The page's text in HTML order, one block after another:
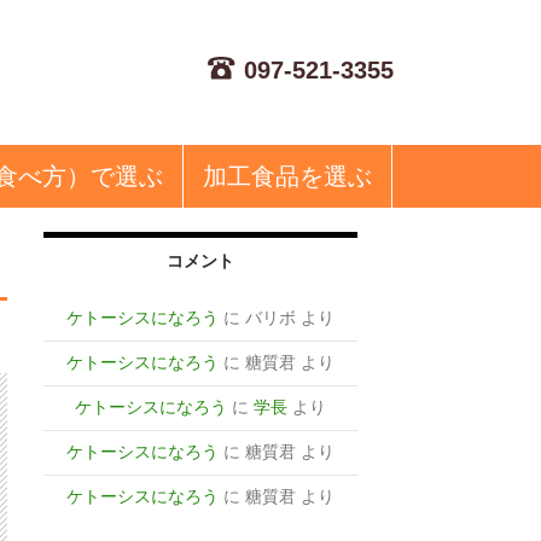
097-521-3355
べ方）で選ぶ 加工食品を選ぶ
コメント
ケトーシスになろう にバリボ より
ケトーシスになろう に糖質君 より
ケトーシスになろう に学長 より
ケトーシスになろう に糖質君 より
ケトーシスになろう に糖質君 より